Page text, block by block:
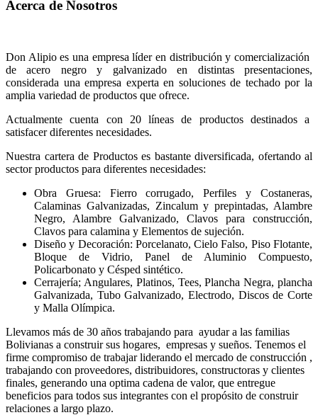
Acerca de Nosotros
Don Alipio es una empresa líder en distribución y comercialización
de acero negro y galvanizado en distintas presentaciones,
considerada una empresa experta en soluciones de techado por la
amplia variedad de productos que ofrece.
Actualmente cuenta con 20 líneas de productos destinados a
satisfacer diferentes necesidades.
Nuestra cartera de Productos es bastante diversificada, ofertando al
sector productos para diferentes necesidades:
Obra Gruesa: Fierro corrugado, Perfiles y Costaneras,
Calaminas Galvanizadas, Zincalum y prepintadas, Alambre
Negro, Alambre Galvanizado, Clavos para construcción,
Clavos para calamina y Elementos de sujeción.
Diseño y Decoración: Porcelanato, Cielo Falso, Piso Flotante,
Bloque de Vidrio, Panel de Aluminio Compuesto,
Policarbonato y Césped sintético.
Cerrajería; Angulares, Platinos, Tees, Plancha Negra, plancha
Galvanizada, Tubo Galvanizado, Electrodo, Discos de Corte
y Malla Olímpica.
Llevamos más de 30 años trabajando para ayudar a las familias
Bolivianas a construir sus hogares, empresas y sueños. Tenemos el
firme compromiso de trabajar liderando el mercado de construcción ,
trabajando con proveedores, distribuidores, constructoras y clientes
finales, generando una optima cadena de valor, que entregue
beneficios para todos sus integrantes con el propósito de construir
relaciones a largo plazo.